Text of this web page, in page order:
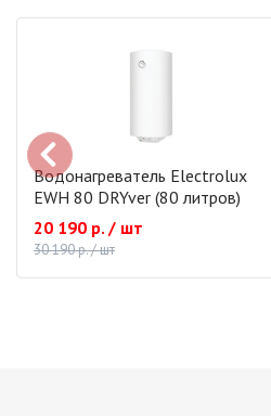
Водонагреватель Electrolux
EWH 80 DRYver (80 литров)
20 190 р. / шт
30 190 р. / шт